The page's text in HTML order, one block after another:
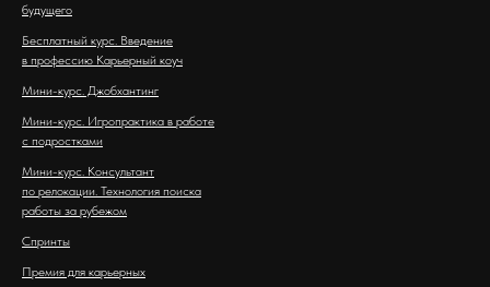
будущего
Бесплатный курс. Введение
в профессию Карьерный коуч
Мини-курс. Джобхантинг
Мини-курс. Игропрактика в работе
с подростками
Мини-курс. Консультант
по релокации. Технология поиска
работы за рубежом
Спринты
Премия для карьерных